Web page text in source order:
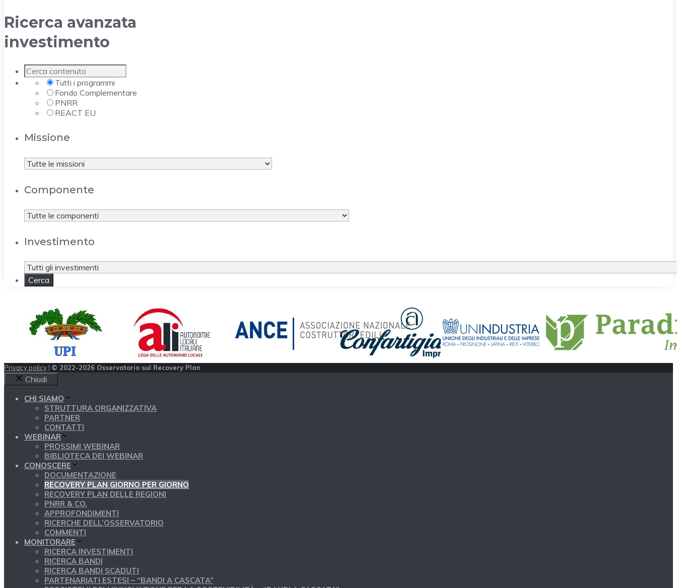
Ricerca avanzata
investimento
Tutti i programmi
Fondo Complementare
PNRR
REACT EU
Missione
Componente
Investimento
Privacy policy | © 2022-2026 Osservatorio sul Recovery Plan
Chiudi
CHI SIAMO
STRUTTURA ORGANIZZATIVA
PARTNER
CONTATTI
WEBINAR
PROSSIMI WEBINAR
BIBLIOTECA DEI WEBINAR
CONOSCERE
DOCUMENTAZIONE
RECOVERY PLAN GIORNO PER GIORNO
RECOVERY PLAN DELLE REGIONI
PNRR & CO.
APPROFONDIMENTI
RICERCHE DELL’OSSERVATORIO
COMMENTI
MONITORARE
RICERCA INVESTIMENTI
RICERCA BANDI
RICERCA BANDI SCADUTI
PARTENARIATI ESTESI – “BANDI A CASCATA”